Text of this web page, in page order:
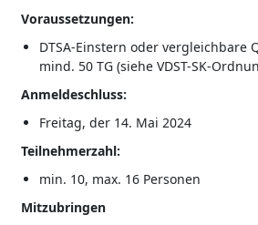
Voraussetzungen:
DTSA-Einstern oder vergleichbare
mind. 50 TG (siehe VDST-SK-
Anmeldeschluss:
Freitag, der 14. Mai 2024
Teilnehmerzahl:
min. 10, max. 16 Personen
Mitzubringen